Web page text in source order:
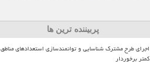
پربیننده ترین ها
اجرای طرح مشترک شناسایی و توانمندسازی استعدادهای مناطق
کمتر برخوردار